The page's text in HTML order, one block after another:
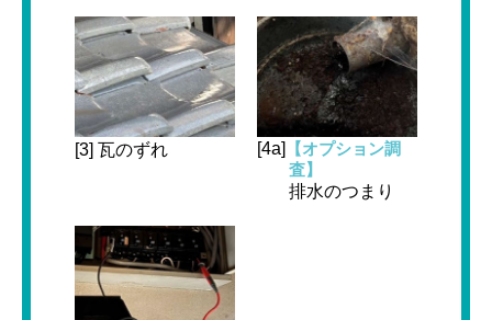
[3] 瓦のずれ [4a]
【オプション調
査】
排水のつまり